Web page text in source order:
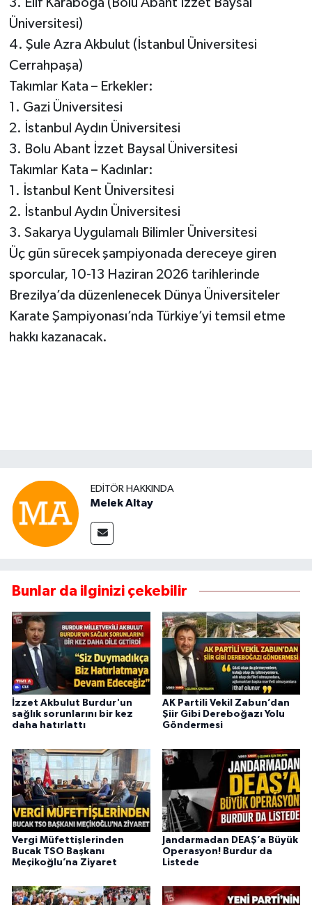
Üniversitesi)
4. Şule Azra Akbulut (İstanbul Üniversitesi
Cerrahpaşa)
Takımlar Kata – Erkekler:
1. Gazi Üniversitesi
2. İstanbul Aydın Üniversitesi
3. Bolu Abant İzzet Baysal Üniversitesi
Takımlar Kata – Kadınlar:
1. İstanbul Kent Üniversitesi
2. İstanbul Aydın Üniversitesi
3. Sakarya Uygulamalı Bilimler Üniversitesi
Üç gün sürecek şampiyonada dereceye giren
sporcular, 10-13 Haziran 2026 tarihlerinde
Brezilya’da düzenlenecek Dünya Üniversiteler
Karate Şampiyonası’nda Türkiye’yi temsil etme
hakkı kazanacak.
EDITÖR HAKKINDA
Melek Altay
Bunlar da ilginizi çekebilir
İzzet Akbulut Burdur'un
sağlık sorunlarını bir kez
daha hatırlattı
AK Partili Vekil Zabun’dan
Şiir Gibi Dereboğazı Yolu
Göndermesi
Vergi Müfettişlerinden
Bucak TSO Başkanı
Meçikoğlu’na Ziyaret
Jandarmadan DEAŞ’a Büyük
Operasyon! Burdur da
Listede